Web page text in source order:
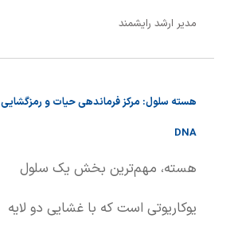
لیگاند، اتم، یون یا مولکولی است که
پیوند کووالانسی، به یک اتم یا یون
مدیر ارشد رایشمند
هسته سلول: مرکز فرماندهی حیات و رمزگشایی
DNA
هسته، مهم‌ترین بخش یک سلول
یوکاریوتی است که با غشایی دو لایه